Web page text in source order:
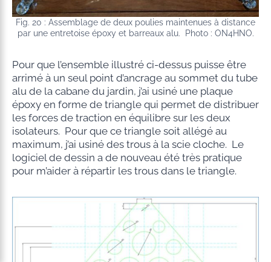
Fig. 20 : Assemblage de deux poulies maintenues à distance
par une entretoise époxy et barreaux alu. Photo : ON4HNO.
Pour que l’ensemble illustré ci-dessus puisse être
arrimé à un seul point d’ancrage au sommet du tube
alu de la cabane du jardin, j’ai usiné une plaque
époxy en forme de triangle qui permet de distribuer
les forces de traction en équilibre sur les deux
isolateurs. Pour que ce triangle soit allégé au
maximum, j’ai usiné des trous à la scie cloche. Le
logiciel de dessin a de nouveau été très pratique
pour m’aider à répartir les trous dans le triangle.